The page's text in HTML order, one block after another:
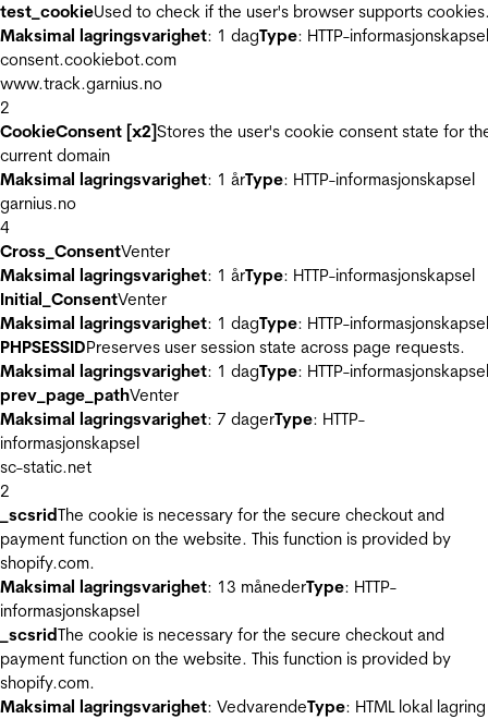
test_cookieUsed to check if the user's browser supports
Maksimal lagringsvarighet: 1 dagType: HTTP-informasjonskapsel
consent.cookiebot.com
www.track.garnius.no
2
CookieConsent [x2]Stores the user's cookie consent state for
current domain
Maksimal lagringsvarighet: 1 årType: HTTP-informasjonskapsel
garnius.no
4
Cross_ConsentVenter
Maksimal lagringsvarighet: 1 årType: HTTP-informasjonskapsel
Initial_ConsentVenter
Maksimal lagringsvarighet: 1 dagType: HTTP-informasjonskapsel
PHPSESSIDPreserves user session state across page requests.
Maksimal lagringsvarighet: 1 dagType: HTTP-informasjonskapsel
prev_page_pathVenter
Maksimal lagringsvarighet: 7 dagerType: HTTP-
informasjonskapsel
sc-static.net
2
_scsridThe cookie is necessary for the secure checkout and
payment function on the website. This function is provided by
shopify.com.
Maksimal lagringsvarighet: 13 månederType: HTTP-
informasjonskapsel
_scsridThe cookie is necessary for the secure checkout and
payment function on the website. This function is provided by
shopify.com.
Maksimal lagringsvarighet: VedvarendeType: HTML lokal lagring